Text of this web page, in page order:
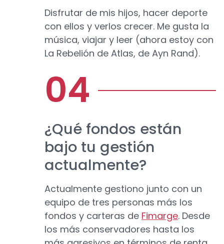
Disfrutar de mis hijos, hacer deporte
con ellos y verlos crecer. Me gusta la
música, viajar y leer (ahora estoy con
La Rebelión de Atlas, de Ayn Rand).
¿Qué fondos están
bajo tu gestión
actualmente?
Actualmente gestiono junto con un
equipo de tres personas más los
fondos y carteras de Fimarge. Desde
los más conservadores hasta los